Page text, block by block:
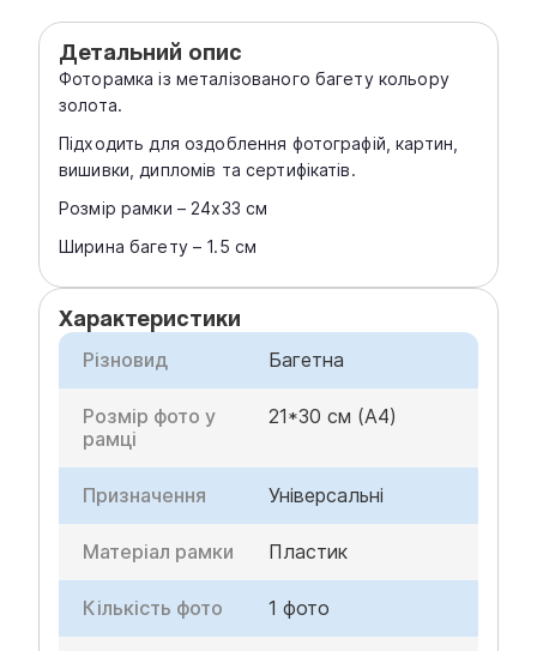
Детальний опис
Фоторамка із металізованого багету кольору
золота.
Підходить для оздоблення фотографій, картин,
вишивки, дипломів та сертифікатів.
Розмір рамки – 24x33 см
Ширина багету – 1.5 см
Характеристики
Різновид Багетна
Розмір фото у
рамці
21*30 см (A4)
Призначення Універсальні
Матеріал рамки Пластик
Кількість фото 1 фото